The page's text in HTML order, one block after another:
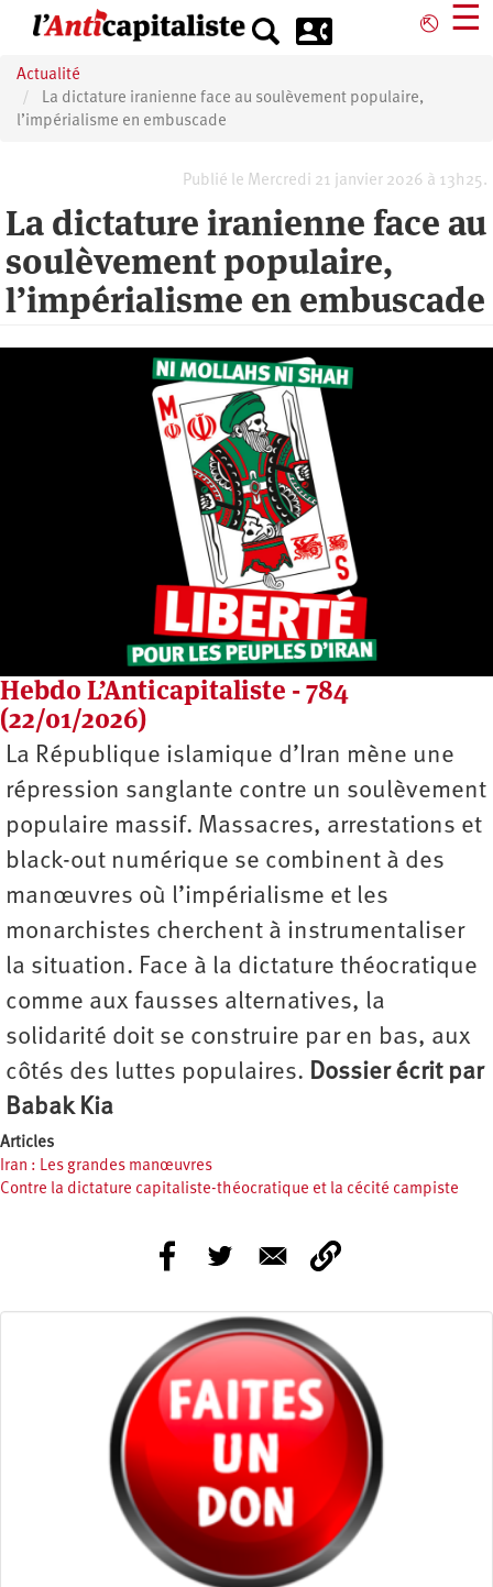
principal
⎋ ☰
Actualité
La dictature iranienne face au soulèvement populaire,
l’impérialisme en embuscade
Publié le Mercredi 21 janvier 2026 à 13h25.
La dictature iranienne face au
soulèvement populaire,
l’impérialisme en embuscade
Hebdo L’Anticapitaliste - 784
(22/01/2026)
La République islamique d’Iran mène une
répression sanglante contre un soulèvement
populaire massif. Massacres, arrestations et
black-out numérique se combinent à des
manœuvres où l’impérialisme et les
monarchistes cherchent à instrumentaliser
la situation. Face à la dictature théocratique
comme aux fausses alternatives, la
solidarité doit se construire par en bas, aux
côtés des luttes populaires. Dossier écrit par
Babak Kia
Articles
Iran : Les grandes manœuvres
Contre la dictature capitaliste-théocratique et la cécité campiste